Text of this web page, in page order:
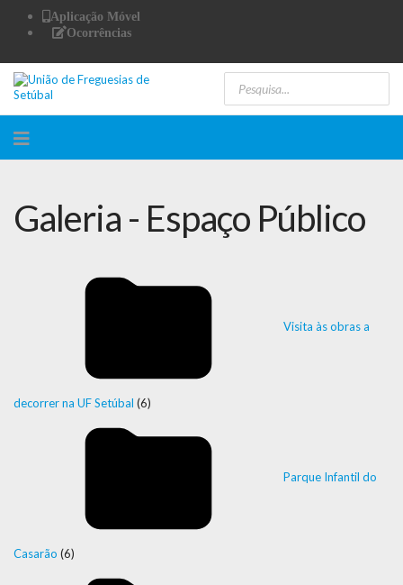
Aplicação Móvel
Ocorrências
Galeria - Espaço Público
Visita às obras a
decorrer na UF Setúbal (6)
Parque Infantil do
Casarão (6)